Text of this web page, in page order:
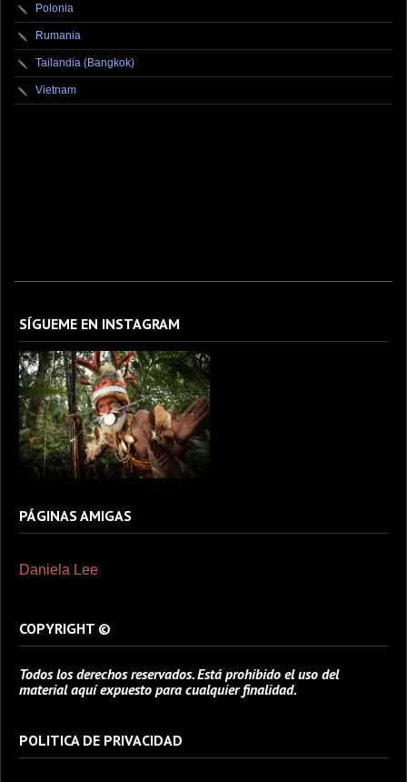
Polonia
Rumania
Tailandia (Bangkok)
Vietnam
SÍGUEME EN INSTAGRAM
PÁGINAS AMIGAS
Daniela Lee
COPYRIGHT ©
Todos los derechos reservados. Está prohibido el uso del
material aquí expuesto para cualquier finalidad.
POLITICA DE PRIVACIDAD